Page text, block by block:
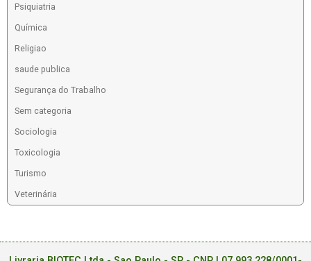
Psiquiatria
Química
Religiao
saude publica
Segurança do Trabalho
Sem categoria
Sociologia
Toxicologia
Turismo
Veterinária